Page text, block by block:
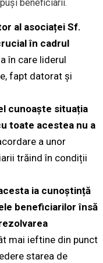
beneficiarii.
al asociaței Sf.
în cadrul
în care liderul
fapt datorat și
cunoaște situația
toate acestea nu a
a unor
trăind în condiții
ia cunoștință
beneficiarilor însă
mai ieftine din punct
starea de